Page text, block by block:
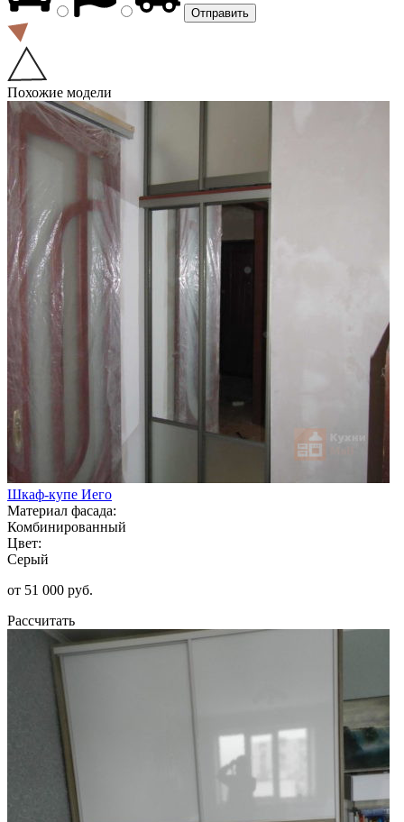
Похожие модели
Шкаф-купе Иего
Материал фасада:
Комбинированный
Цвет:
Серый
от 51 000 руб.
Рассчитать